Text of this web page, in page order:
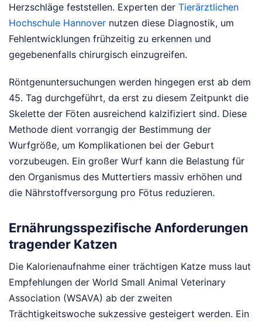
Herzschläge feststellen. Experten der Tierärztlichen
Hochschule Hannover nutzen diese Diagnostik, um
Fehlentwicklungen frühzeitig zu erkennen und
gegebenenfalls chirurgisch einzugreifen.
Röntgenuntersuchungen werden hingegen erst ab dem
45. Tag durchgeführt, da erst zu diesem Zeitpunkt die
Skelette der Föten ausreichend kalzifiziert sind. Diese
Methode dient vorrangig der Bestimmung der
Wurfgröße, um Komplikationen bei der Geburt
vorzubeugen. Ein großer Wurf kann die Belastung für
den Organismus des Muttertiers massiv erhöhen und
die Nährstoffversorgung pro Fötus reduzieren.
Ernährungsspezifische Anforderungen
tragender Katzen
Die Kalorienaufnahme einer trächtigen Katze muss laut
Empfehlungen der World Small Animal Veterinary
Association (WSAVA) ab der zweiten
Trächtigkeitswoche sukzessive gesteigert werden. Ein